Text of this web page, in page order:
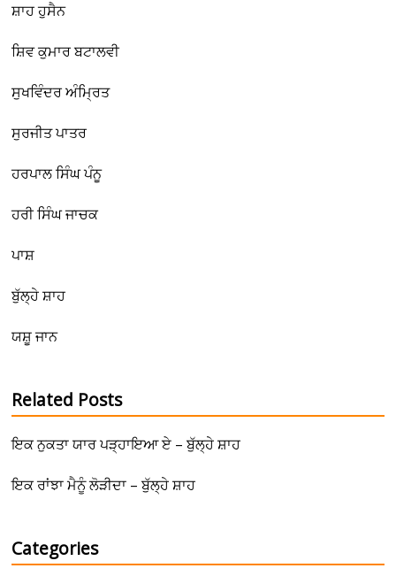
ਸ਼ਾਹ ਹੁਸੈਨ
ਸ਼ਿਵ ਕੁਮਾਰ ਬਟਾਲਵੀ
ਸੁਖਵਿੰਦਰ ਅੰਮ੍ਰਿਤ
ਸੁਰਜੀਤ ਪਾਤਰ
ਹਰਪਾਲ ਸਿੰਘ ਪੰਨੂ
ਹਰੀ ਸਿੰਘ ਜਾਚਕ
ਪਾਸ਼
ਬੁੱਲ੍ਹੇ ਸ਼ਾਹ
ਯਸ਼ੂ ਜਾਨ
Related Posts
ਇਕ ਨੁਕਤਾ ਯਾਰ ਪੜ੍ਹਾਇਆ ਏ – ਬੁੱਲ੍ਹੇ ਸ਼ਾਹ
ਇਕ ਰਾਂਝਾ ਮੈਨੂੰ ਲੋੜੀਦਾ – ਬੁੱਲ੍ਹੇ ਸ਼ਾਹ
Categories